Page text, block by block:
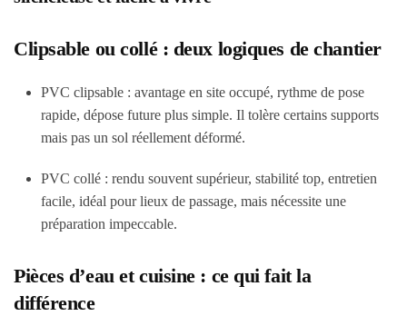
Clipsable ou collé : deux logiques de chantier
PVC clipsable : avantage en site occupé, rythme de pose
rapide, dépose future plus simple. Il tolère certains supports
mais pas un sol réellement déformé.
PVC collé : rendu souvent supérieur, stabilité top, entretien
facile, idéal pour lieux de passage, mais nécessite une
préparation impeccable.
Pièces d’eau et cuisine : ce qui fait la
différence